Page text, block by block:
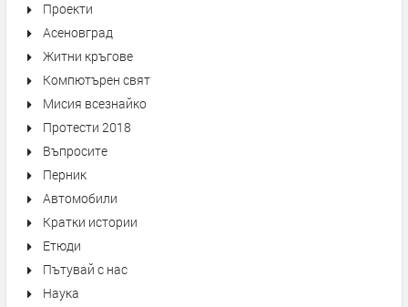
Проекти
Асеновград
Житни кръгове
Компютърен свят
Мисия всезнайко
Протести 2018
Въпросите
Перник
Автомобили
Кратки истории
Етюди
Пътувай с нас
Наука